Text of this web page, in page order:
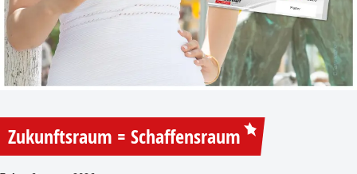
Zukunftsraum = Schaffensraum